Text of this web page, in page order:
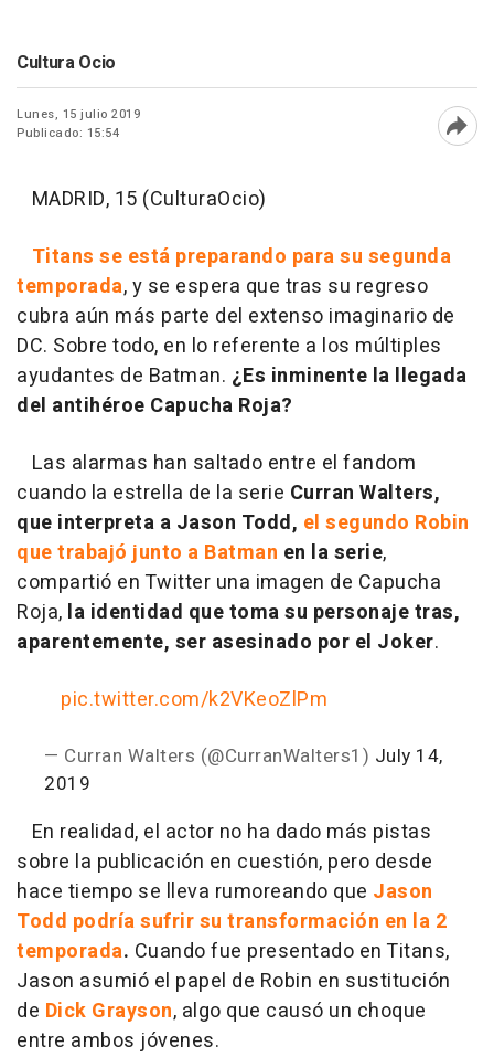
Cultura Ocio
Lunes, 15 julio 2019
Publicado: 15:54
MADRID, 15 (CulturaOcio)
Titans se está preparando para su segunda
temporada, y se espera que tras su regreso
cubra aún más parte del extenso imaginario de
DC. Sobre todo, en lo referente a los múltiples
ayudantes de Batman. ¿Es inminente la llegada
del antihéroe Capucha Roja?
Las alarmas han saltado entre el fandom
cuando la estrella de la serie Curran Walters,
que interpreta a Jason Todd, el segundo Robin
que trabajó junto a Batman en la serie,
compartió en Twitter una imagen de Capucha
Roja, la identidad que toma su personaje tras,
aparentemente, ser asesinado por el Joker.
pic.twitter.com/k2VKeoZlPm
— Curran Walters (@CurranWalters1) July 14,
2019
En realidad, el actor no ha dado más pistas
sobre la publicación en cuestión, pero desde
hace tiempo se lleva rumoreando que Jason
Todd podría sufrir su transformación en la 2
temporada. Cuando fue presentado en Titans,
Jason asumió el papel de Robin en sustitución
de Dick Grayson, algo que causó un choque
entre ambos jóvenes.